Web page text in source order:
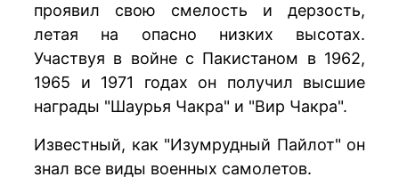
проявил свою смелость и дерзость,
летая на опасно низких высотах.
Участвуя в войне с Пакистаном в 1962,
1965 и 1971 годах он получил высшие
награды "Шаурья Чакра" и "Вир Чакра".
Известный, как "Изумрудный Пайлот" он
знал все виды военных самолетов.